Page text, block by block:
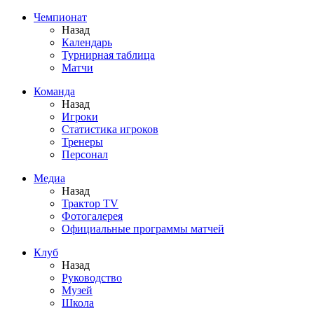
Чемпионат
Назад
Календарь
Турнирная таблица
Матчи
Команда
Назад
Игроки
Статистика игроков
Тренеры
Персонал
Медиа
Назад
Трактор TV
Фотогалерея
Официальные программы матчей
Клуб
Назад
Руководство
Музей
Школа